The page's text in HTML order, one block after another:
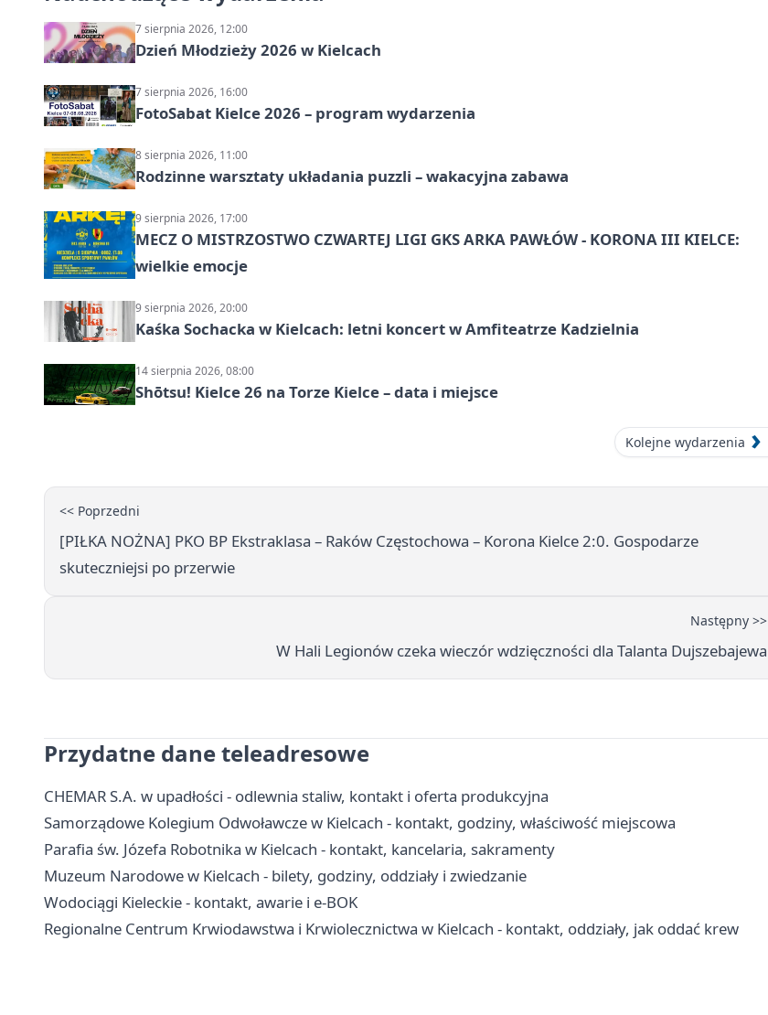
7 sierpnia 2026, 12:00
Dzień Młodzieży 2026 w Kielcach
7 sierpnia 2026, 16:00
FotoSabat Kielce 2026 – program wydarzenia
8 sierpnia 2026, 11:00
Rodzinne warsztaty układania puzzli – wakacyjna zabawa
9 sierpnia 2026, 17:00
MECZ O MISTRZOSTWO CZWARTEJ LIGI GKS ARKA PAWŁÓW - KORONA III KIELCE:
wielkie emocje
9 sierpnia 2026, 20:00
Kaśka Sochacka w Kielcach: letni koncert w Amfiteatrze Kadzielnia
14 sierpnia 2026, 08:00
Shōtsu! Kielce 26 na Torze Kielce – data i miejsce
Kolejne wydarzenia
<< Poprzedni
[PIŁKA NOŻNA] PKO BP Ekstraklasa – Raków Częstochowa – Korona Kielce 2:0. Gospodarze
skuteczniejsi po przerwie
Następny >>
W Hali Legionów czeka wieczór wdzięczności dla Talanta Dujszebajewa
Przydatne dane teleadresowe
CHEMAR S.A. w upadłości - odlewnia staliw, kontakt i oferta produkcyjna
Samorządowe Kolegium Odwoławcze w Kielcach - kontakt, godziny, właściwość miejscowa
Parafia św. Józefa Robotnika w Kielcach - kontakt, kancelaria, sakramenty
Muzeum Narodowe w Kielcach - bilety, godziny, oddziały i zwiedzanie
Wodociągi Kieleckie - kontakt, awarie i e-BOK
Regionalne Centrum Krwiodawstwa i Krwiolecznictwa w Kielcach - kontakt, oddziały, jak oddać krew